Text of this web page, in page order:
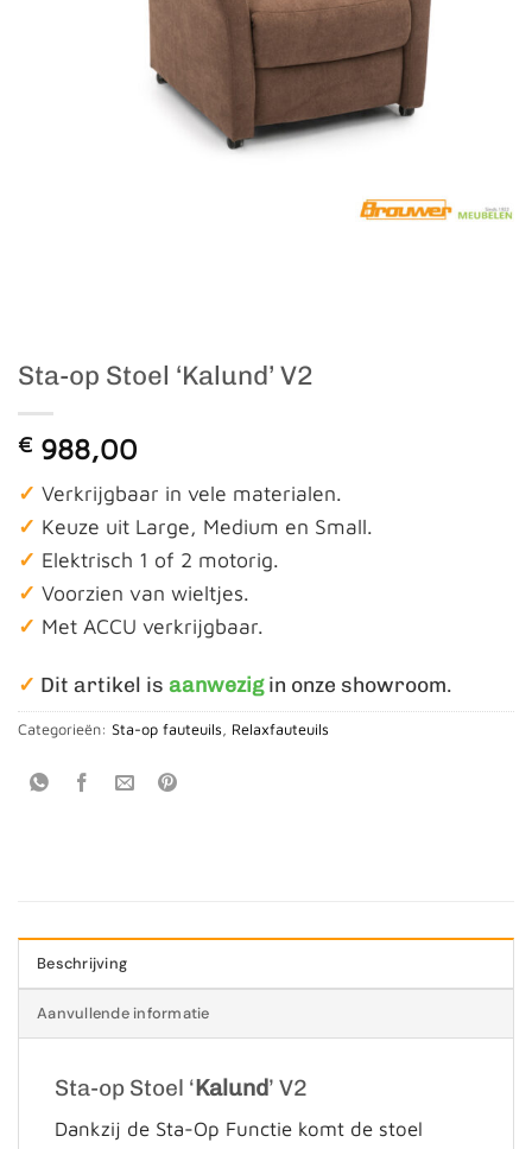
Sta-op Stoel ‘Kalund’ V2
€ 988,00
✓ Verkrijgbaar in vele materialen.
✓ Keuze uit Large, Medium en Small.
✓ Elektrisch 1 of 2 motorig.
✓ Voorzien van wieltjes.
✓ Met ACCU verkrijgbaar.
✓ Dit artikel is aanwezigin onze showroom.
Categorieën: Sta-op fauteuils Relaxfauteuils
Beschrijving
Aanvullende informatie
Sta-op Stoel ‘Kalund’ V2
Dankzij de Sta-Op Functie komt de stoel